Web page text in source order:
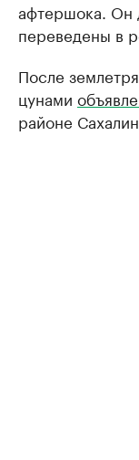
афтершока. Он
переведены в
После
цунами
районе